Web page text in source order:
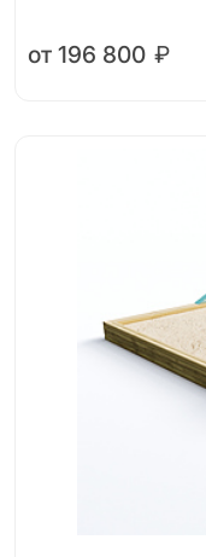
от 196 800 ₽